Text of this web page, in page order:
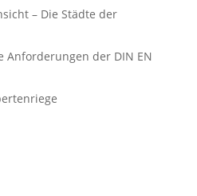
– Die Städte der
Anforderungen der DIN EN